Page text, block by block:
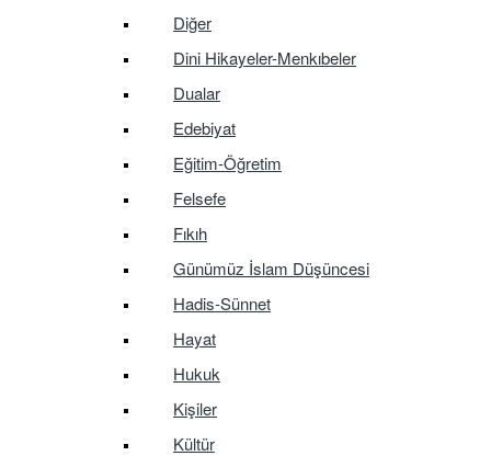
Diğer
Dini Hikayeler-Menkıbeler
Dualar
Edebiyat
Eğitim-Öğretim
Felsefe
Fıkıh
Günümüz İslam Düşüncesi
Hadis-Sünnet
Hayat
Hukuk
Kişiler
Kültür